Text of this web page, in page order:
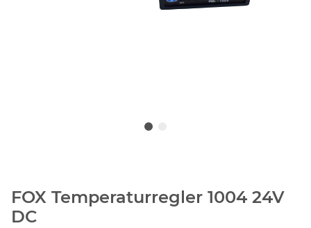
FOX Temperaturregler 1004 24V
DC